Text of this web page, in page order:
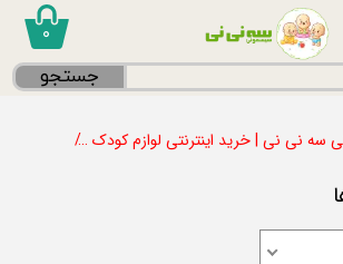
۰
جستجو
سه نی نی | خرید اینترنتی لوازم کودک